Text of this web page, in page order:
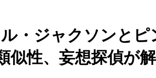
・ジャクソンとピ
似性、妄想探偵が